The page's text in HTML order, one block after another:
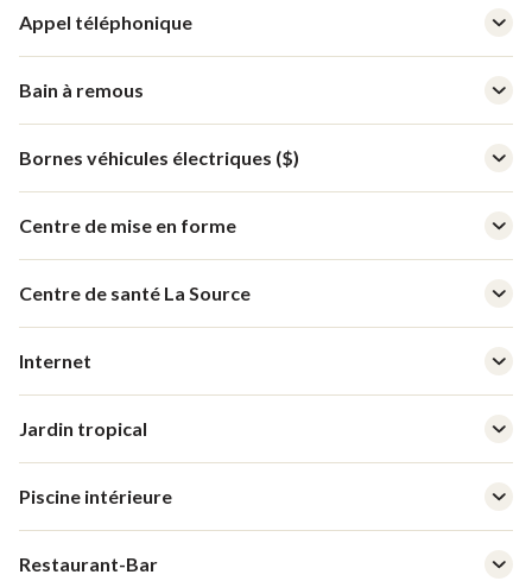
Appel téléphonique
Bain à remous
Bornes véhicules électriques ($)
Centre de mise en forme
Centre de santé La Source
Internet
Jardin tropical
Piscine intérieure
Restaurant-Bar